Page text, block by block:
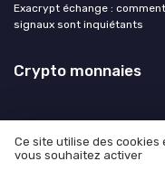
Exacrypt échange :
signaux sont inquiétants
Crypto monnaies
Mentions légales
Ce site utilise des
vous souhaitez activer